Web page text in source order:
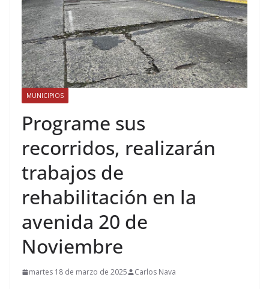
MUNICIPIOS
Programe sus
recorridos, realizarán
trabajos de
rehabilitación en la
avenida 20 de
Noviembre
martes 18 de marzo de 2025 Carlos Nava